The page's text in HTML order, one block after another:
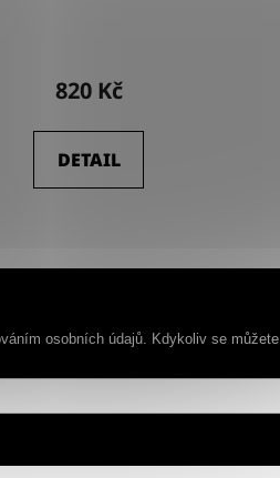
820 Kč
DETAIL
osobních údajů. Kdykoliv se můžete